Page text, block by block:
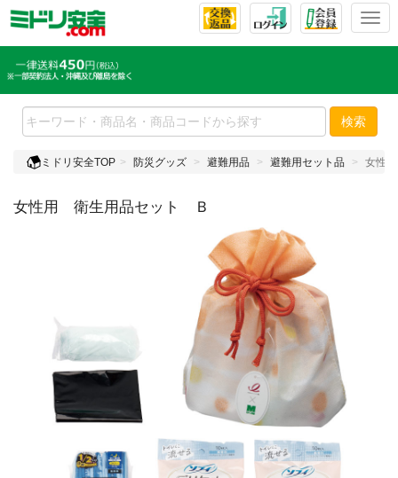
T
l
e
n
v
検索
ミドリ安全TOP 防災グッズ 避難用品 避難用セット品 女性
女性用 衛生用品セット Ｂ